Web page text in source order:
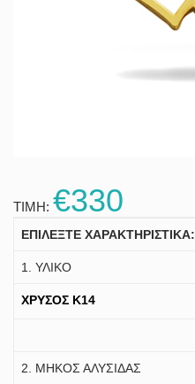
ΤΙΜΗ: €330
ΕΠΙΛΕΞΤΕ ΧΑΡΑΚΤΗΡΙΣΤΙΚΑ:
1. ΥΛΙΚΟ
ΧΡΥΣΟΣ K14
2. ΜΗΚΟΣ ΑΛΥΣΙΔΑΣ